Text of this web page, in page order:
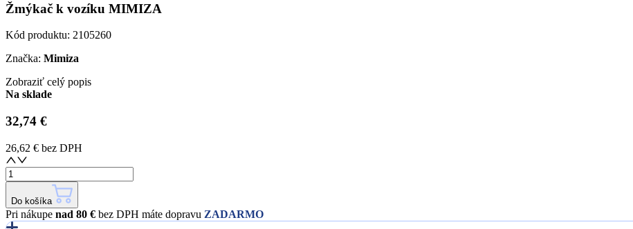
Žmýkač k vozíku MIMIZA
Kód produktu: 2105260
Značka: Mimiza
Zobraziť celý popis
Na sklade
32,74 €
26,62 € bez DPH
Do košíka
Pri nákupe nad 80 € bez DPH máte dopravu ZADARMO